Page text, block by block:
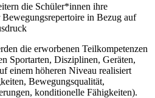
die Schüler*innen ihre
in Bezug auf
die erworbenen Teilkompetenzen
Sportarten, Disziplinen, Geräten,
einem höheren Niveau realisiert
Bewegungsqualität,
konditionelle Fähigkeiten).